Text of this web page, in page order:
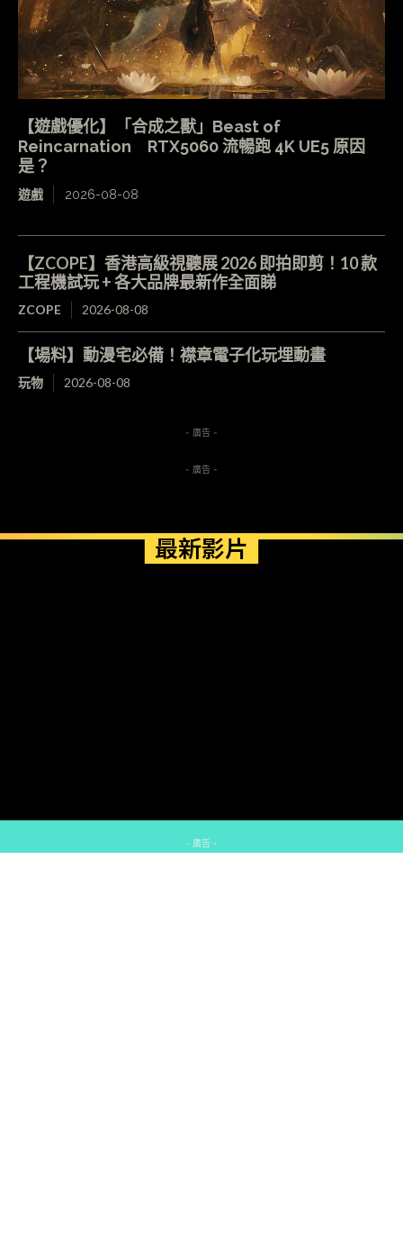
【遊戲優化】「合成之獸」Beast of
Reincarnation RTX5060 流暢跑 4K UE5 原因
是？
遊戲 2026-08-08
【ZCOPE】香港高級視聽展 2026 即拍即剪！10 款
工程機試玩 + 各大品牌最新作全面睇
ZCOPE 2026-08-08
【場料】動漫宅必備！襟章電子化玩埋動畫
玩物 2026-08-08
- 廣告 -
- 廣告 -
最新影片
- 廣告 -